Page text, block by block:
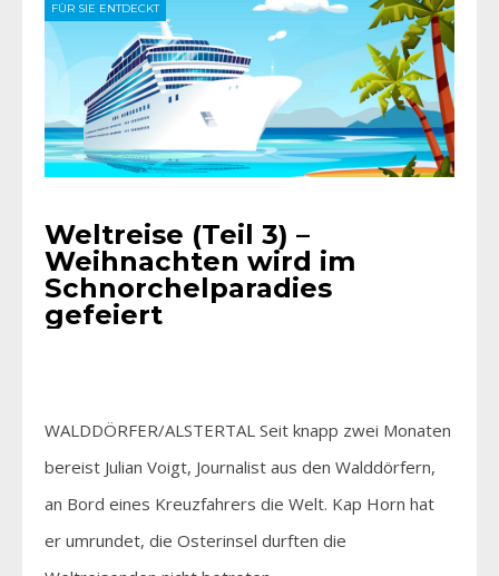
FÜR SIE ENTDECKT
Weltreise (Teil 3) –
Weihnachten wird im
Schnorchelparadies
gefeiert
WALDDÖRFER/ALSTERTAL Seit knapp zwei Monaten
bereist Julian Voigt, Journalist aus den Walddörfern,
an Bord eines Kreuzfahrers die Welt. Kap Horn hat
er umrundet, die Osterinsel durften die